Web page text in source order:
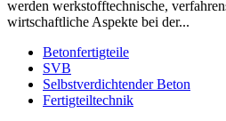
werden werkstofftechnische,
wirtschaftliche Aspekte bei der...
Betonfertigteile
SVB
Selbstverdichtender Beton
Fertigteiltechnik